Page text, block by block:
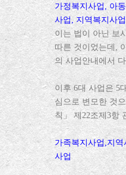
가정복지사업, 아
사업, 지역복지사업
이는 법이 아닌 보
따른 것이었는데,
의 사업안내에서
이후 6대 사업은 5
심으로 변모한 것
칙」 제22조제3항
가족복지사업,지
사업